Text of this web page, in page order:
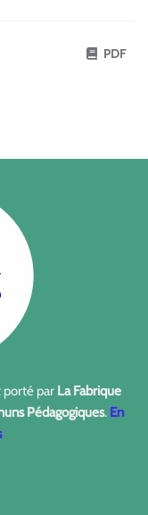
PDF
porté par La Fabrique
Pédagogiques. En